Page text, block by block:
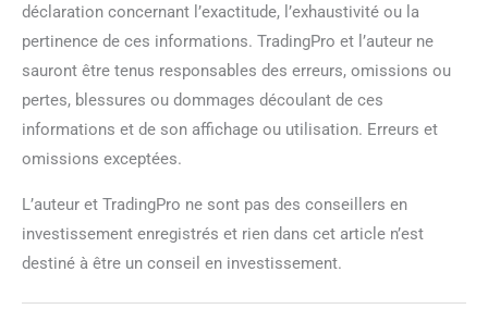
déclaration concernant l’exactitude, l’exhaustivité ou la
pertinence de ces informations. TradingPro et l’auteur ne
sauront être tenus responsables des erreurs, omissions ou
pertes, blessures ou dommages découlant de ces
informations et de son affichage ou utilisation. Erreurs et
omissions exceptées.
L’auteur et TradingPro ne sont pas des conseillers en
investissement enregistrés et rien dans cet article n’est
destiné à être un conseil en investissement.